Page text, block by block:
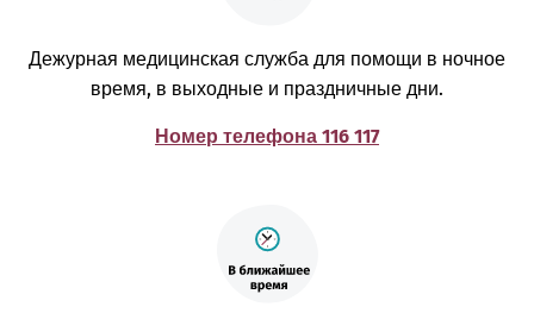
Дежурная медицинская служба для помощи в ночное
время, в выходные и праздничные дни.
Номер телефона 116 117